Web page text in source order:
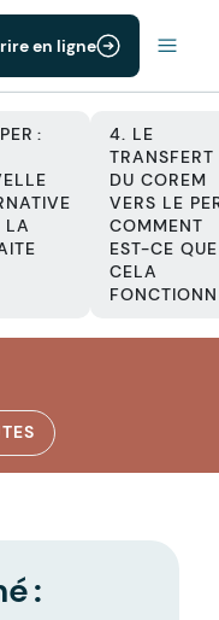
en ligne
:
LA
4. LE
TRANSFERT
DU COREM
VERS LE
COMMENT
EST-CE QUE
CELA
du
le
: